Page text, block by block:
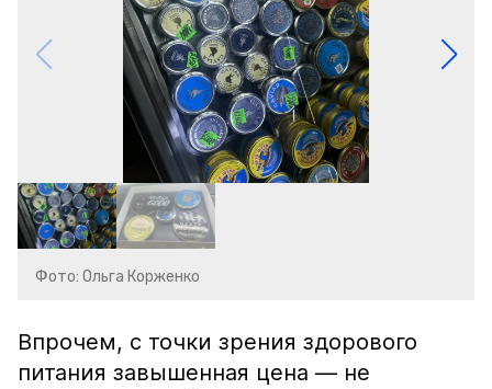
Фото: Ольга Корженко
Впрочем, с точки зрения здорового
питания завышенная цена — не